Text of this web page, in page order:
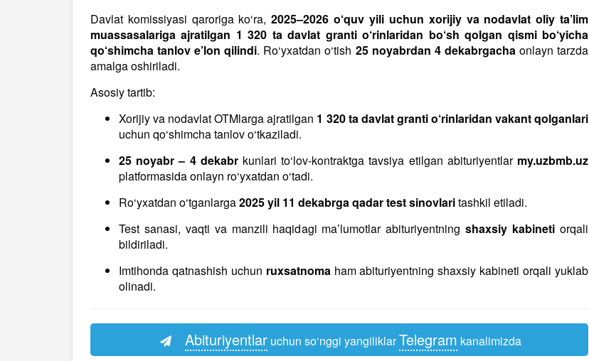
Davlat komissiyasi qaroriga ko‘ra,2025–2026 o‘quv yili uchun xorijiy va nodavlat oliy ta’lim
muassasalariga ajratilgan 1 320 ta davlat granti o‘rinlaridan bo‘sh qolgan qismi bo‘yicha
qo‘shimcha tanlov e’lon qilindi. Ro‘yxatdan o‘tish 25 noyabrdan 4 dekabrgachaonlayn tarzda
amalga oshiriladi.
Asosiy tartib:
Xorijiy va nodavlat OTMlarga ajratilgan 1 320 ta davlat granti o‘rinlaridan vakant qolganlari
uchun qo‘shimcha tanlov o‘tkaziladi.
25 noyabr – 4 dekabrkunlari to‘lov-kontraktga tavsiya etilgan abituriyentlar my.uzbmb.uz
platformasida onlayn ro‘yxatdan o‘tadi.
Ro‘yxatdan o‘tganlarga2025 yil 11 dekabrga qadar test sinovlaritashkil etiladi.
Test sanasi, vaqti va manzili haqidagi ma’lumotlar abituriyentningshaxsiy kabineti orqali
bildiriladi.
Imtihonda qatnashish uchun ruxsatnomaham abituriyentning shaxsiy kabineti orqali yuklab
olinadi.
Abituriyentlaruchun so‘nggi yangiliklarTelegram kanalimizda